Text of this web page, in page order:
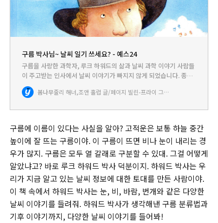
구름 박사님~ 날씨 일기 쓰세요? - 예스24
구름을 사랑한 과학자, 루크 하워드의 삶과 날씨 과학 이야기 사람들
이 주고받는 인사에서 날씨 이야기가 빠지지 않게 되었습니다. 종잡
을 수 없는 날씨 변화가 우리 일상에 큰 영향을 미치고 있고, 기후 변
화는 이제 인류가 직면한 커다란 화두가 되었기 때문입니다.…
봄나무 줄리 해너,조앤 홀럽 글/페이지 빌린-프라이 그림/이수영 역/허창회 감수
구름에 이름이 있다는 사실을 알아? 고적운은 보통 하늘 중간
높이에 잘 뜨는 구름이야. 이 구름이 뜨면 비나 눈이 내리는 경
우가 많지. 구름은 모두 열 갈래로 구분할 수 있대. 그걸 어떻게
알았냐고? 바로 루크 하워드 박사 덕분이지. 하워드 박사는 우
리가 지금 알고 있는 날씨 정보에 대한 토대를 만든 사람이야.
이 책 속에서 하워드 박사는 눈, 비, 바람, 번개와 같은 다양한
날씨 이야기를 들려줘. 하워드 박사가 생각해낸 구름 분류법과
기후 이야기까지, 다양한 날씨 이야기를 들어봐!